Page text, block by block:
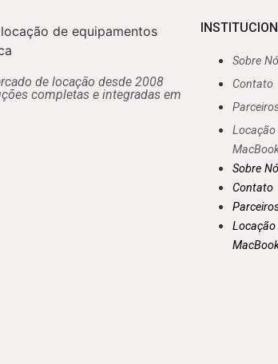
de locação desde 2008
completas e integradas em
Sobre
Contato
Sobre
Contato